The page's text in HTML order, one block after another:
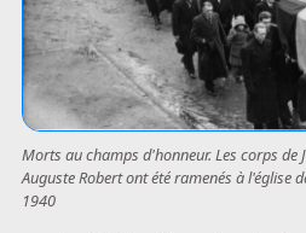
Morts au champs d'honneur. Les corps de
Auguste Robert ont été ramenés à l'église
1940